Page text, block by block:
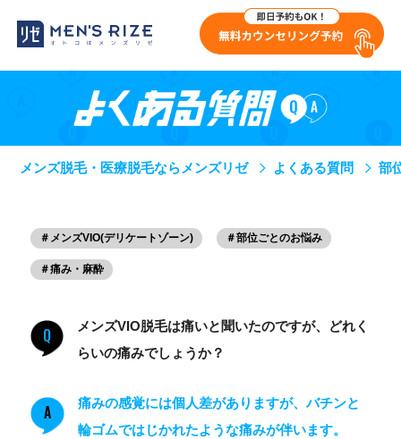
メンズ脱毛・医療脱毛ならメンズリゼ よくある質問 部
＃メンズVIO(デリケートゾーン) ＃部位ごとのお悩み
＃痛み・麻酔
Q
メンズVIO脱毛は痛いと聞いたのですが、どれく
らいの痛みでしょうか？
A
痛みの感覚には個人差がありますが、バチンと
輪ゴムではじかれたような痛みが伴います。